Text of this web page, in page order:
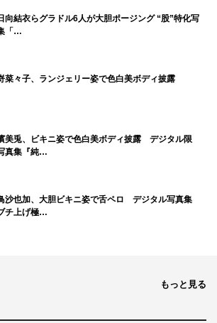
向結衣らグラドル6人が大胆ポージング “股”特化写
「…
菜々子、ランジェリー姿で色白美ボディ披露
美兎、ビキニ姿で色白美ボディ披露 デジタル限
真集『純…
沙也加、大胆ビキニ姿で舌ペロ デジタル写真集
チ上げ極…
もっと見る